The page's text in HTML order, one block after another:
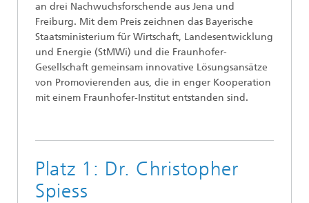
an drei Nachwuchsforschende aus Jena und
Freiburg. Mit dem Preis zeichnen das Bayerische
Staatsministerium für Wirtschaft, Landesentwicklung
und Energie (StMWi) und die Fraunhofer-
Gesellschaft gemeinsam innovative Lösungsansätze
von Promovierenden aus, die in enger Kooperation
mit einem Fraunhofer-Institut entstanden sind.
Platz 1: Dr. Christopher
Spiess